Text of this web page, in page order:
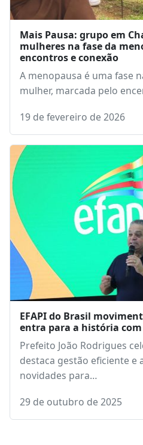
Mais Pausa: grupo em
mulheres na fase da
encontros e conexão
A menopausa é uma fase
mulher, marcada pelo
19 de fevereiro de 2026
EFAPI do Brasil
entra para a história
Prefeito João Rodrigues
destaca gestão eficiente e
novidades para…
29 de outubro de 2025